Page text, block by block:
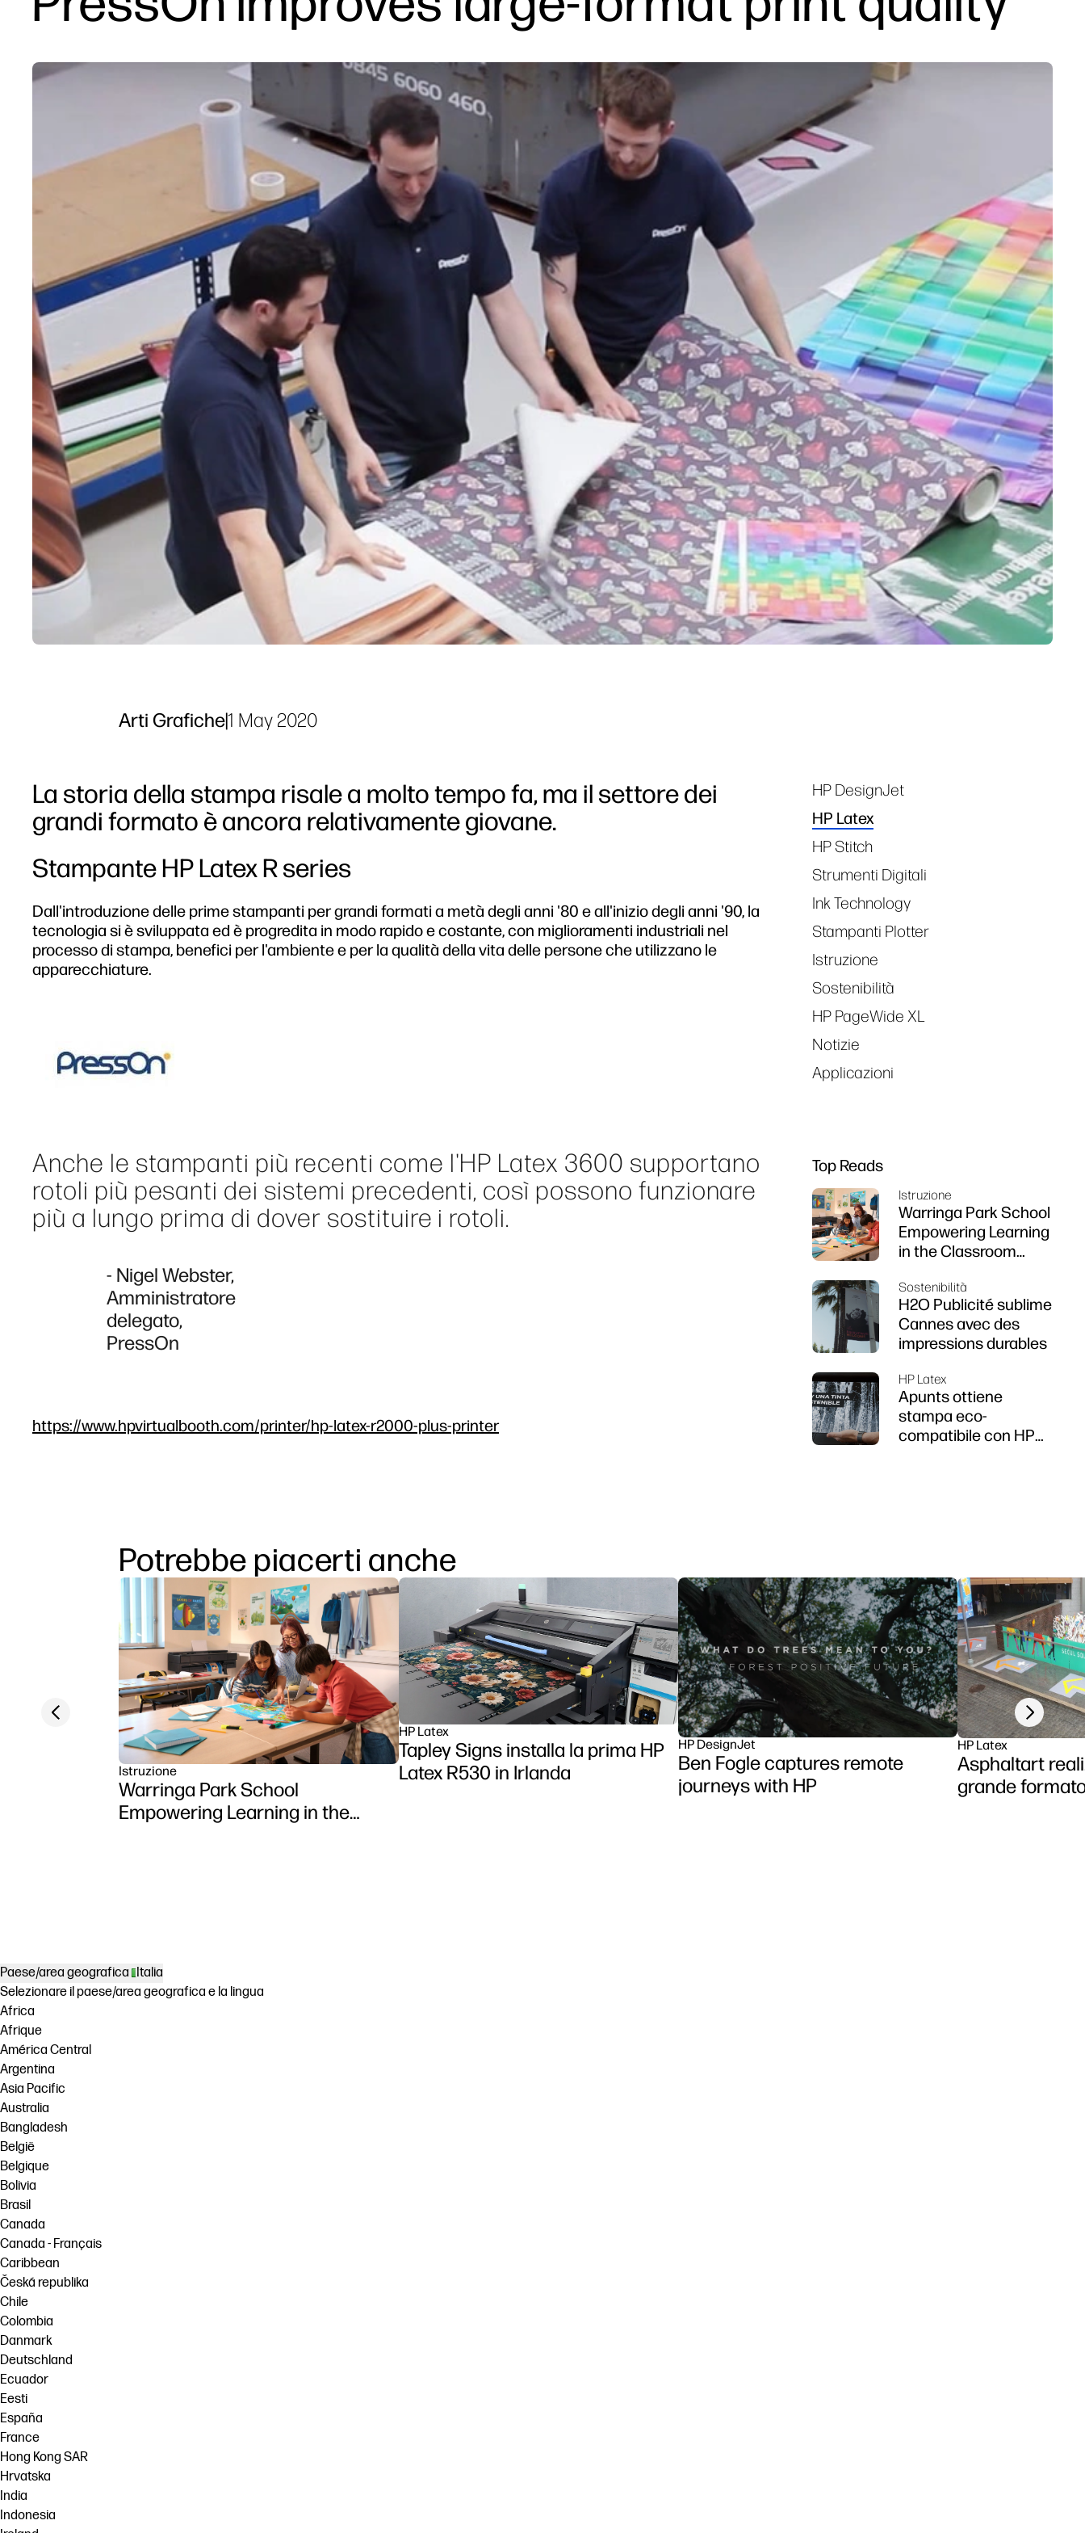
Arti Grafiche|1 May 2020
La storia della stampa risale a molto tempo fa, ma il settore dei
grandi formato è ancora relativamente giovane.
Stampante HP Latex R series
Dall'introduzione delle prime stampanti per grandi formati a metà degli anni '80 e all'inizio degli anni '90, la
tecnologia si è sviluppata ed è progredita in modo rapido e costante, con miglioramenti industriali nel
processo di stampa, benefici per l'ambiente e per la qualità della vita delle persone che utilizzano le
apparecchiature.
Anche le stampanti più recenti come l'HP Latex 3600 supportano
rotoli più pesanti dei sistemi precedenti, così possono funzionare
più a lungo prima di dover sostituire i rotoli.
- Nigel Webster,
Amministratore
delegato,
PressOn
https://www.hpvirtualbooth.com/printer/hp-latex-r2000-plus-printer
Tags
HP DesignJet
HP Latex
HP Stitch
Strumenti Digitali
Ink Technology
Stampanti Plotter
Istruzione
Sostenibilità
HP PageWide XL
Notizie
Applicazioni
Top Reads
Istruzione
Warringa Park School
Empowering Learning
in the Classroom
Z6 series printer
Sostenibilità
H2O Publicité sublime
Cannes avec des
impressions durables
HP Latex
Apunts ottiene
stampa eco-
compatibile con HP
Potrebbe piacerti anche
Istruzione
Warringa Park School
Empowering Learning in the
HP Latex
Tapley Signs installa la prima HP
Latex R530 in Irlanda
HP DesignJet
Ben Fogle captures remote
journeys with HP
HP Latex
Asphaltart
grande
Previous slide Next slide
Paese/area geografica Italia
Selezionare il paese/area geografica e la lingua
Africa
Afrique
América Central
Argentina
Asia Pacific
Australia
Bangladesh
België
Belgique
Bolivia
Brasil
Canada
Canada - Français
Caribbean
Česká republika
Chile
Colombia
Danmark
Deutschland
Ecuador
Eesti
España
France
Hong Kong SAR
Hrvatska
India
Indonesia